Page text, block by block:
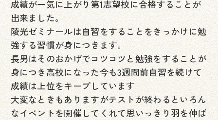
成績が一気に上がり第1志望校に合格することが
出来ました。
陵光ゼミナールは自習をすることをきっかけに勉
強する習慣が身につきます。
長男はそのおかげでコツコツと勉強をすることが
身につき高校になった今も3週間前自習を続けて
成績は上位をキープしています
大変なときもありますがテストが終わるといろん
なイベントを開催してくれて思いっきり羽を伸ば